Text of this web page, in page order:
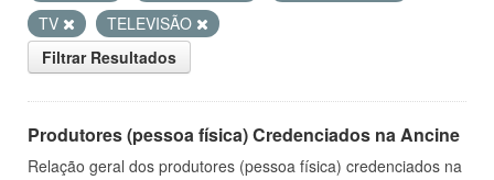
TV
TELEVISÃO
Filtrar Resultados
Produtores (pessoa física) Credenciados na Ancine
Relação geral dos produtores (pessoa física) credenciados na